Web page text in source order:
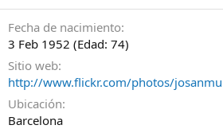
Fecha de nacimiento
3 Feb 1952 (Edad: 74)
Sitio web
http://www.flickr.com/photos/josanmu
Ubicación
Barcelona